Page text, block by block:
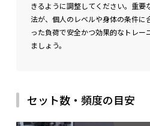
きるように調整してください。重要
法が、個人のレベルや身体の条件に
った負荷で安全かつ効果的なトレー
ましょう。
セット数・頻度の目安